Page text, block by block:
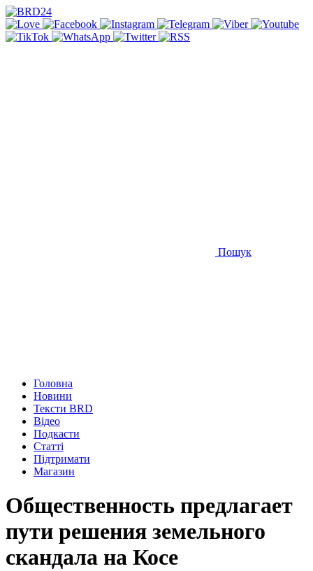
Пошук
Головна
Новини
Тексти BRD
Відео
Подкасти
Статті
Підтримати
Магазин
Общественность предлагает
пути решения земельного
скандала на Косе